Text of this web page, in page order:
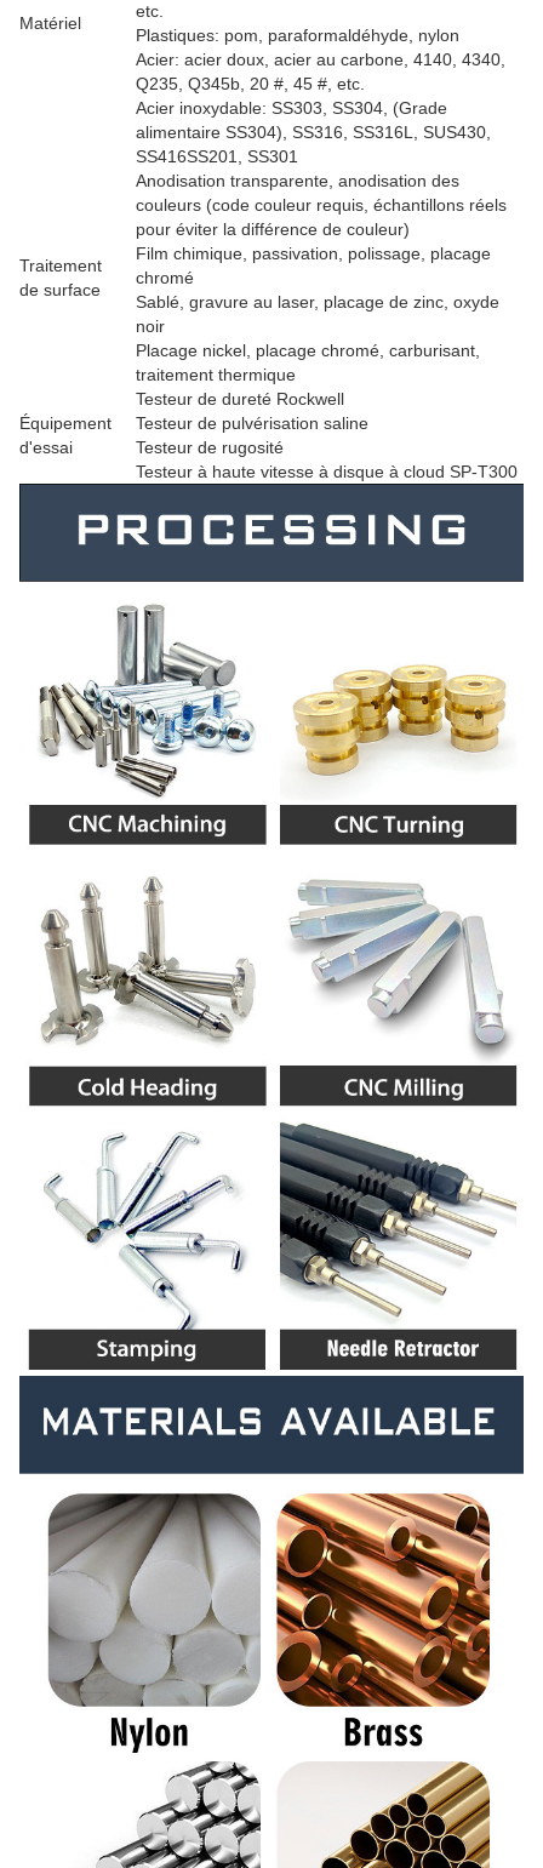
Matériel
etc.
Plastiques: pom, paraformaldéhyde, nylon
Acier: acier doux, acier au carbone, 4140, 4340,
Q235, Q345b, 20 #, 45 #, etc.
Acier inoxydable: SS303, SS304, (Grade
alimentaire SS304), SS316, SS316L, SUS430,
SS416SS201, SS301
Traitement
de surface
Anodisation transparente, anodisation des
couleurs (code couleur requis, échantillons réels
pour éviter la différence de couleur)
Film chimique, passivation, polissage, placage
chromé
Sablé, gravure au laser, placage de zinc, oxyde
noir
Placage nickel, placage chromé, carburisant,
traitement thermique
Équipement
d'essai
Testeur de dureté Rockwell
Testeur de pulvérisation saline
Testeur de rugosité
Testeur à haute vitesse à disque à cloud SP-T300